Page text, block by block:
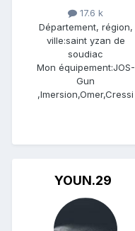
17.6 k
Département, région,
ville:saint yzan de
soudiac
Mon équipement:JOS-
Gun
,Imersion,Omer,Cressi
YOUN.29